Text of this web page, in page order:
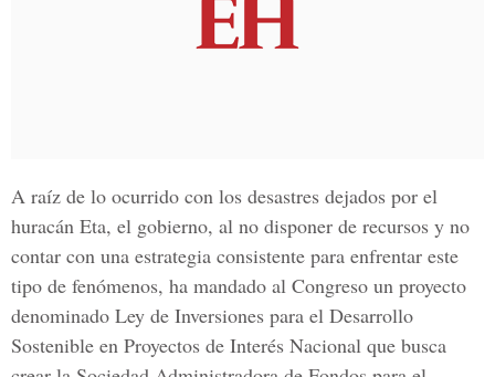
A raíz de lo ocurrido con los desastres dejados por el
huracán Eta, el gobierno, al no disponer de recursos y no
contar con una estrategia consistente para enfrentar este
tipo de fenómenos, ha mandado al Congreso un proyecto
denominado Ley de Inversiones para el Desarrollo
Sostenible en Proyectos de Interés Nacional que busca